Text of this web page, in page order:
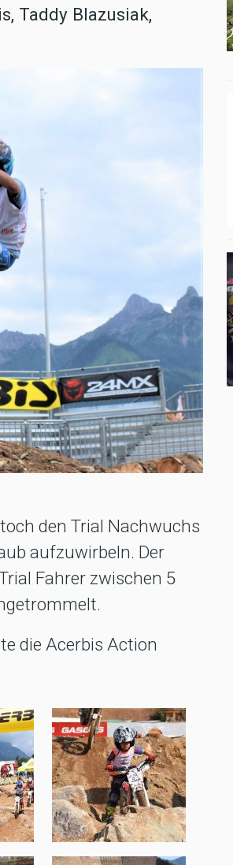
Taddy Blazusiak,
den Trial Nachwuchs
aufzuwirbeln. Der
Fahrer zwischen 5
die Acerbis Action